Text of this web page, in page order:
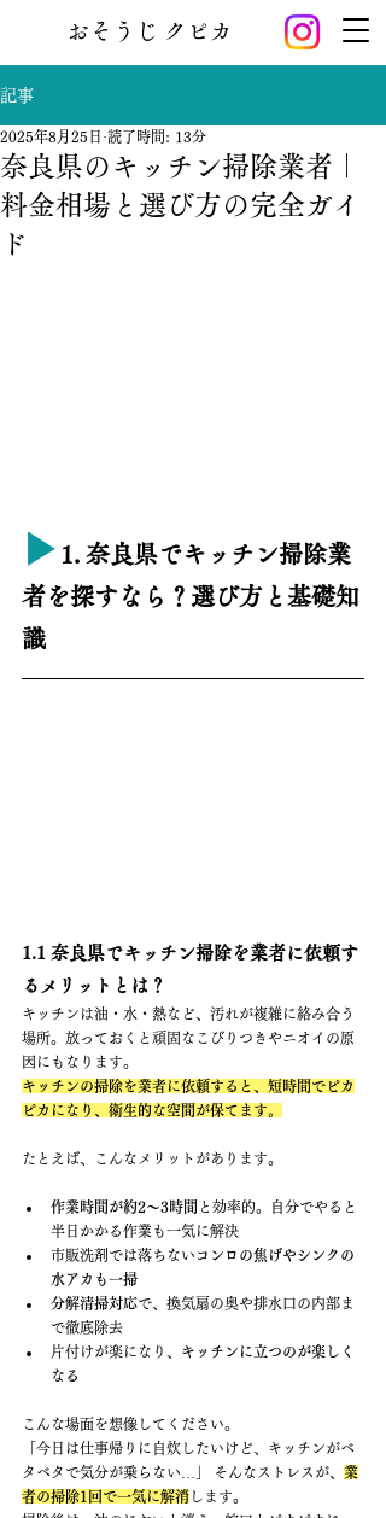
おそうじ クピカ
記事
奈良県のキッチン掃除業者｜
料金相場と選び方の完全ガイ
ド
2025年8月25日 読了時間: 13分
▶︎ 1. 奈良県でキッチン掃除業
者を探すなら？選び方と基礎知
識
1.1 奈良県でキッチン掃除を業者に依頼す
るメリットとは？
キッチンは油・水・熱など、汚れが複雑に絡み合う
場所。放っておくと頑固なこびりつきやニオイの原
因にもなります。
キッチンの掃除を業者に依頼すると、短時間でピカ
ピカになり、衛生的な空間が保てます。
たとえば、こんなメリットがあります。
作業時間が約2〜3時間 と効率的。自分でやると
半日かかる作業も一気に解決
市販洗剤では落ちない コンロの焦げやシンクの
水アカも一掃
分解清掃対応で、換気扇の奥や排水口の内部ま
で徹底除去
片付けが楽になり、 キッチンに立つのが楽しく
なる
こんな場面を想像してください。
「今日は仕事帰りに自炊したいけど、キッチンがベ
タベタで気分が乗らない…」 そんなストレスが、 業
者の掃除1回で一気に解消 します。